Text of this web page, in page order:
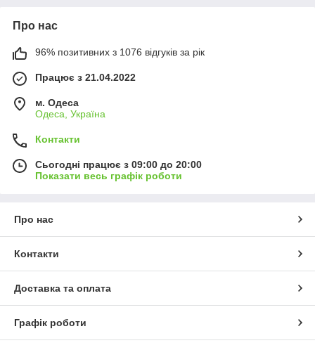
Про нас
96% позитивних з 1076 відгуків за рік
Працює з 21.04.2022
м. Одеса
Одеса, Україна
Контакти
Сьогодні працює з 09:00 до 20:00
Показати весь графік роботи
Про нас
Контакти
Доставка та оплата
Графік роботи